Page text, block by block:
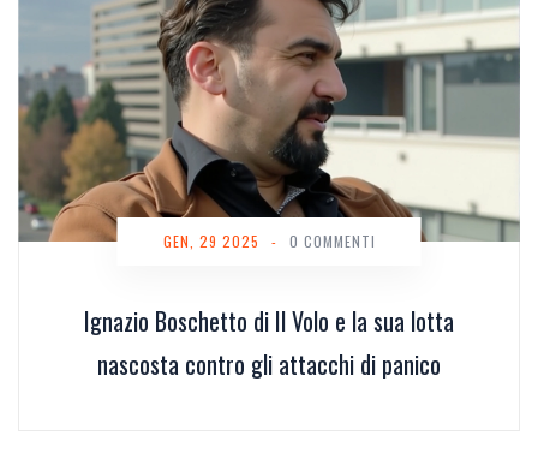
Ignazio Boschetto di Il Volo e la sua lotta
nascosta contro gli attacchi di panico
GEN, 29 2025 - 0 COMMENTI